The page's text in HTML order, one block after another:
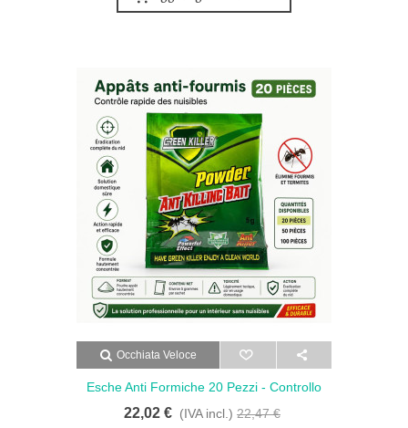
Occhiata Veloce
Esche Anti Formiche 20 Pezzi - Controllo
Formiche E Termiti
22,02 € (IVA incl.) 22,47 €